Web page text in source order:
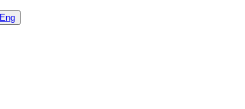
Eng